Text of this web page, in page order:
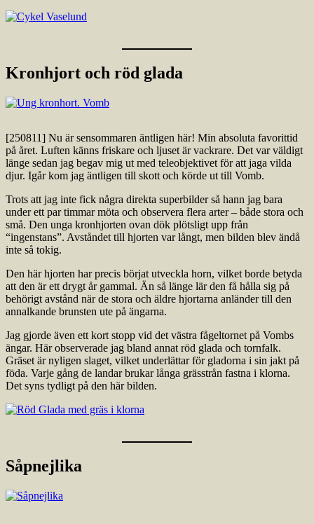
Kronhjort och röd glada
[250811] Nu är sensommaren äntligen här! Min absoluta favorittid
på året. Luften känns friskare och ljuset är vackrare. Det var väldigt
länge sedan jag begav mig ut med teleobjektivet för att jaga vilda
djur. Igår kom jag äntligen till skott och körde ut till Vomb.
Trots att jag inte fick några direkta superbilder så hann jag bara
under ett par timmar möta och observera flera arter – både stora och
små. Den unga kronhjorten ovan dök plötsligt upp från
“ingenstans”. Avståndet till hjorten var långt, men bilden blev ändå
inte så tokig.
Den här hjorten har precis börjat utveckla horn, vilket borde betyda
att den är ett drygt år gammal. Än så länge lär den få hålla sig på
behörigt avstånd när de stora och äldre hjortarna anländer till den
annalkande brunsten ute på ängarna.
Jag gjorde även ett kort stopp vid det västra fågeltornet på Vombs
ängar. Här observerade jag bland annat röd glada och tornfalk.
Gräset är nyligen slaget, vilket underlättar för gladorna i sin jakt på
föda. Varje gång de landar brukar långa grässtrån fastna i klorna.
Det syns tydligt på den här bilden.
Såpnejlika